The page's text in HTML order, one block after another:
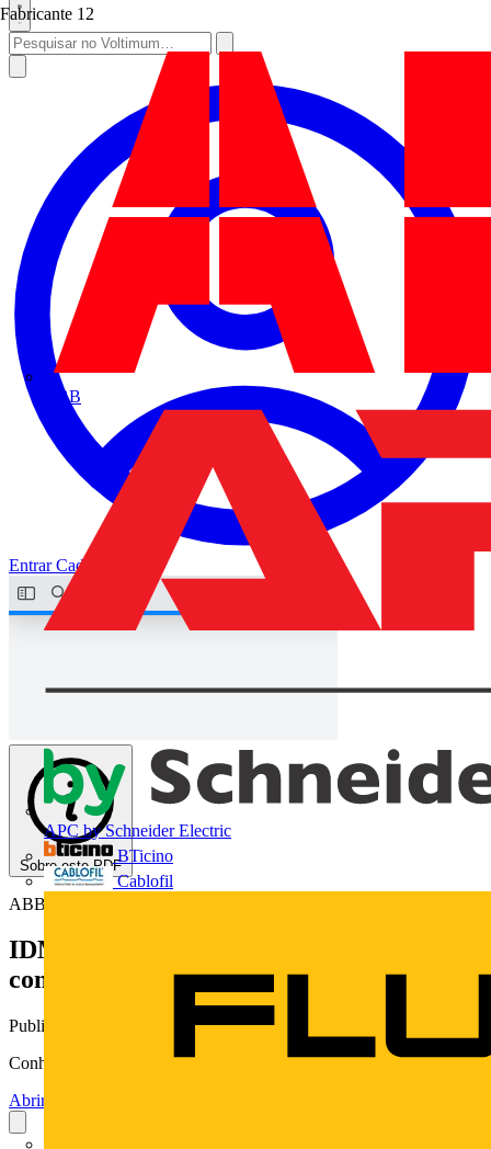
Fabricante 12
ABB
APC by Schneider Electric
BTicino
Cablofil
EntrarCadastrar
Sobre este PDF
ABB
IDM G5 | Multimedidores ABB com
comunicação Ethernet
Publicado: 31 de março de 2015· Categoria: Fichas técnicas
Conheça as características deste produto da ABB
Abrir o PDF